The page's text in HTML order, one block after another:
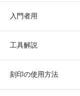
入門者用
工具解説
刻印の使用方法